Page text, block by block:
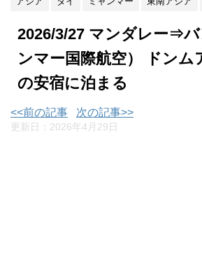
2026/3/27 マンダレー⇒
ンマー国際航空） ドンム
の安宿に泊まる
<<前の記事 次の記事>>
更新日： 2026年4月29日